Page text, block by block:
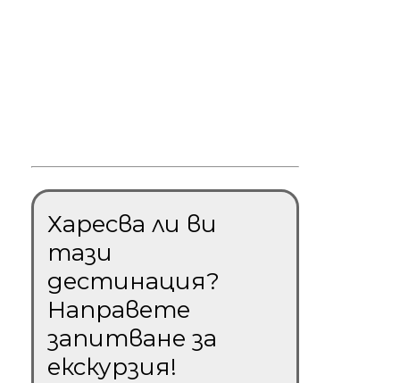
Харесва ли ви
тази
дестинация?
Направете
запитване за
екскурзия!